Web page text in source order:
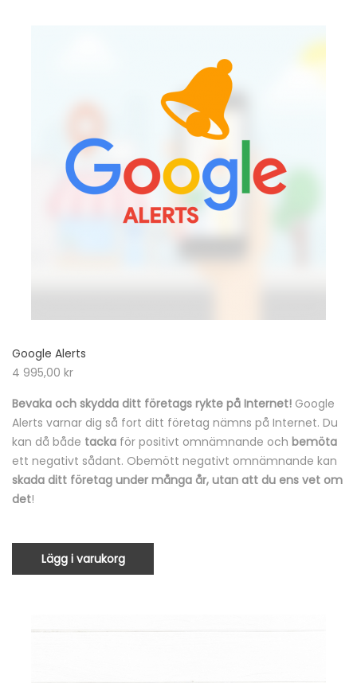
Google Alerts
4 995,00 kr
Bevaka och skydda ditt företags rykte på Internet! Google
Alerts varnar dig så fort ditt företag nämns på Internet. Du
kan då både tacka för positivt omnämnande och bemöta
ett negativt sådant. Obemött negativt omnämnande kan
skada ditt företag under många år, utan att du ens vet om
det!
Lägg i varukorg